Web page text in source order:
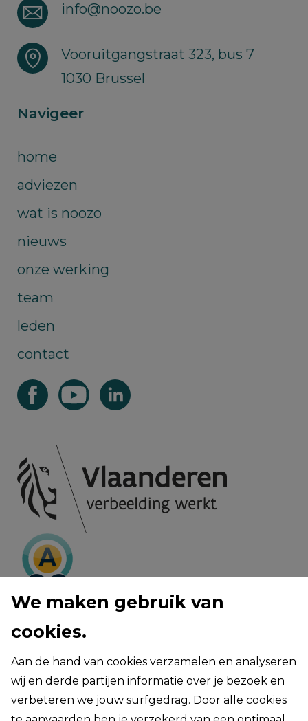
info@noozo.be
Vooruitgangstraat 323, bus 7
1030 Brussel
Navigeer
home
adviezen
wat is noozo
nieuws
onze werking
team
leden
contact
privacy voorwaarden
toegankelijkheid van deze webiste
cookie settings
website created by digicreate.be
We maken gebruik van
cookies.
Aan de hand van cookies verzamelen en analyseren
wij en derde partijen informatie over je bezoek en
verbeteren we jouw surfgedrag. Door alle cookies